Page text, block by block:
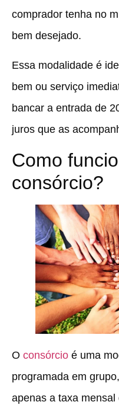
comprador tenha no
bem desejado.
Essa modalidade é
bem ou serviço
bancar a entrada de
juros que as
Como
consórcio?
O consórcio é uma
programada em
apenas a taxa